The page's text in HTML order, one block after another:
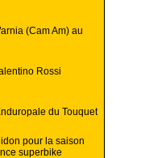
(Cam Am) au
Rossi
du Touquet
pour la saison
superbike